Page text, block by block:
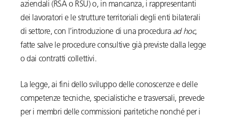
aziendali (RSA o RSU) o, in mancanza, i rappresentanti
dei lavoratori e le strutture territoriali degli enti bilaterali
di settore, con l’introduzione di una procedura ad hoc,
fatte salve le procedure consultive già previste dalla legge
o dai contratti collettivi.
La legge, ai fini dello sviluppo delle conoscenze e delle
competenze tecniche, specialistiche e trasversali, prevede
per i membri delle commissioni paritetiche nonché per i